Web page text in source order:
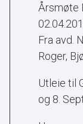
Årsmøte
Fra avd.
Roger,
Utleie til
og 8.